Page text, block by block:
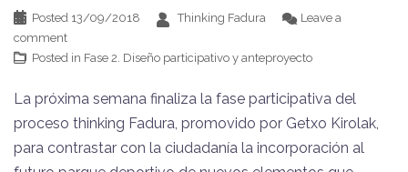
Posted 13/09/2018 Thinking Fadura
Leave a
comment
Posted in Fase 2. Diseño participativo y anteproyecto
La próxima semana finaliza la fase participativa del
proceso thinking Fadura, promovido por Getxo Kirolak,
para contrastar con la ciudadanía la incorporación al